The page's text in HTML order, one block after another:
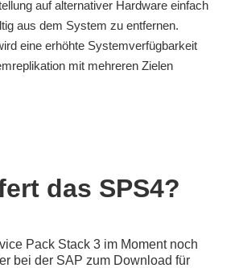
auf alternativer Hardware einfach
aus dem System zu entfernen.
eine erhöhte Systemverfügbarkeit
mit mehreren Zielen
das SPS4?
Pack Stack 3 im Moment noch
bei der SAP zum Download für